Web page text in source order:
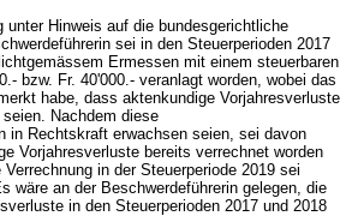
unter Hinweis auf die bundesgerichtliche
sei in den Steuerperioden 2017
Ermessen mit einem steuerbaren
bzw. Fr. 40'000.- veranlagt worden, wobei das
habe, dass aktenkundige Vorjahresverluste
Nachdem diese
in Rechtskraft erwachsen seien, sei davon
Vorjahresverluste bereits verrechnet worden
in der Steuerperiode 2019 sei
wäre an der Beschwerdeführerin gelegen, die
in den Steuerperioden 2017 und 2018